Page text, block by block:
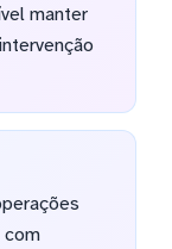
manter
com